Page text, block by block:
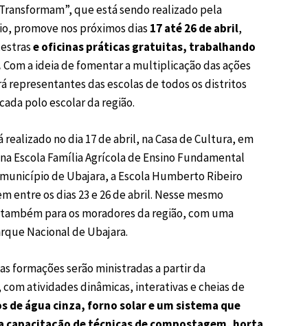
que está sendo realizado pela
promove nos próximos dias 17 até 26 de abril,
e oficinas práticas gratuitas, trabalhando
Com a ideia de fomentar a multiplicação das ações
representantes das escolas de todos os distritos
polo escolar da região.
no dia 17 de abril, na Casa de Cultura, em
Escola Família Agrícola de Ensino Fundamental
de Ubajara, a Escola Humberto Ribeiro
entre os dias 23 e 26 de abril. Nesse mesmo
para os moradores da região, com uma
Nacional de Ubajara.
formações serão ministradas a partir da
atividades dinâmicas, interativas e cheias de
de água cinza, forno solar e um sistema que